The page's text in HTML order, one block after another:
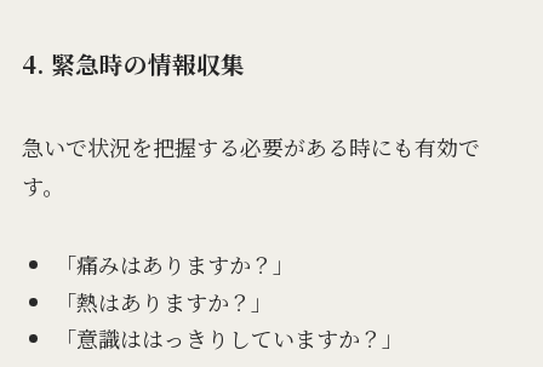
4. 緊急時の情報収集
急いで状況を把握する必要がある時にも有効で
す。
「痛みはありますか？」
「熱はありますか？」
「意識ははっきりしていますか？」